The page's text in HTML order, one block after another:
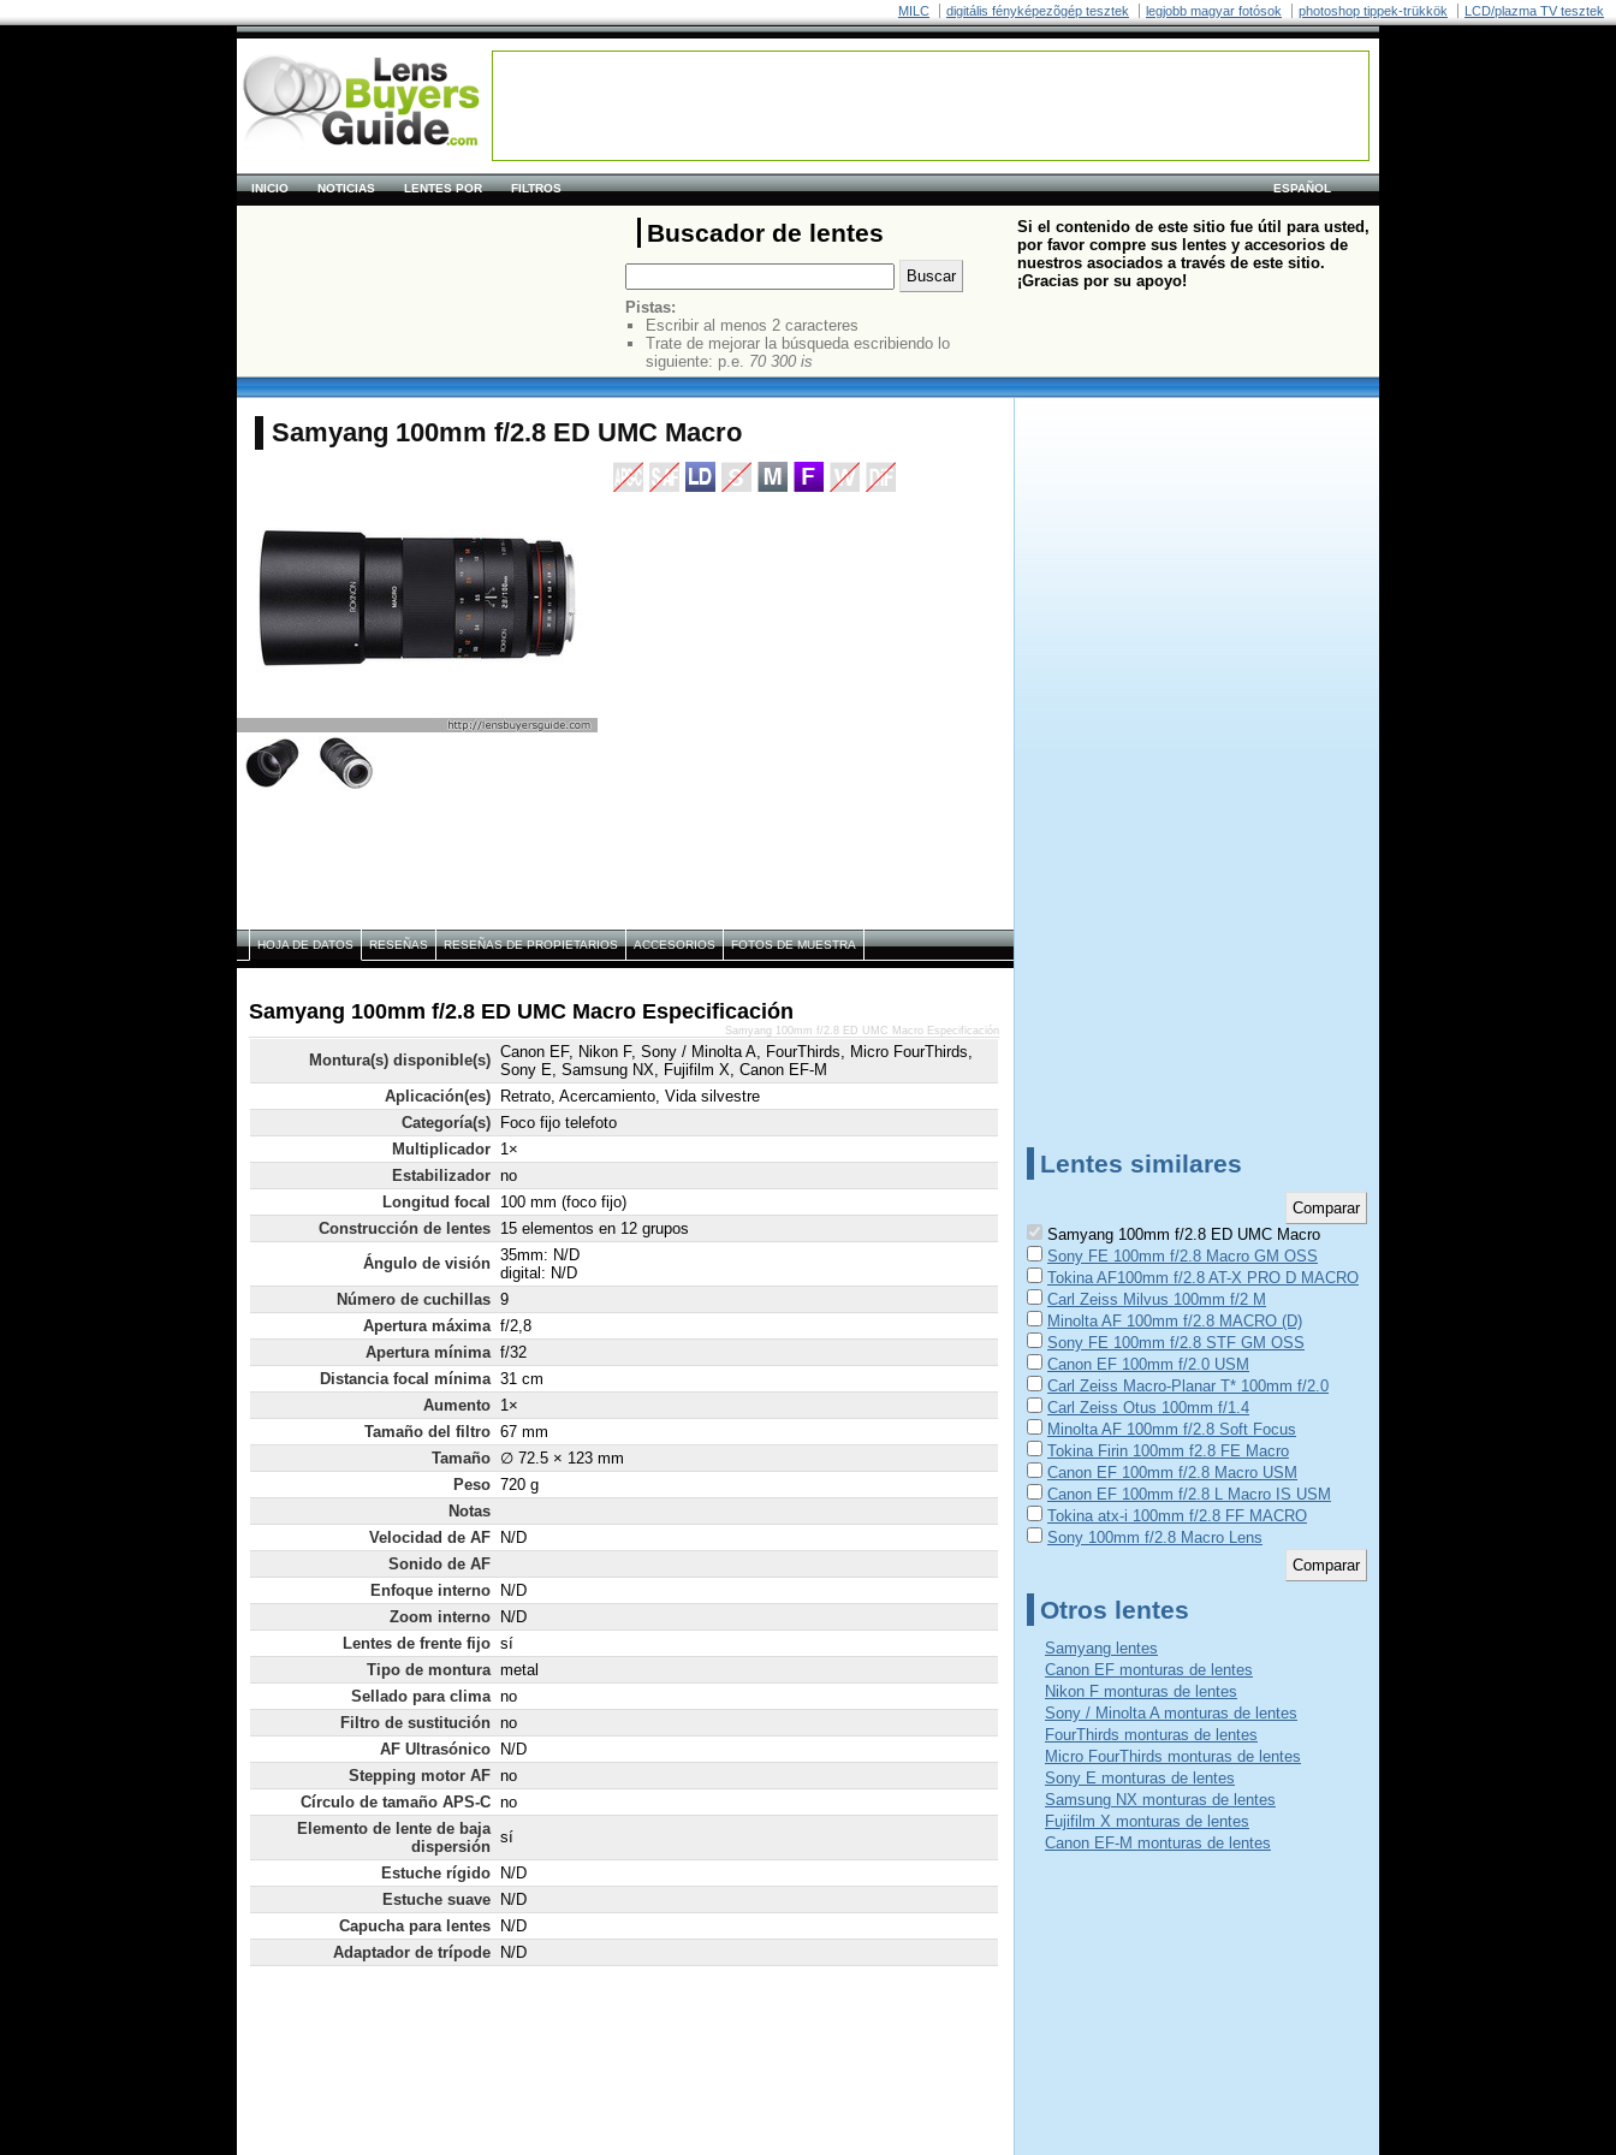
MILC digitális fényképezõgép tesztek legjobb magyar fotósok photoshop tippek-trükkök LCD/plazma TV tesztek
ESPAÑOL
INICIO NOTICIAS LENTES POR FILTROS
Buscador de lentes
Pistas:
Escribir al menos 2 caracteres
Trate de mejorar la búsqueda escribiendo lo
siguiente: p.e. 70 300 is
Si el contenido de este sitio fue útil para usted,
por favor compre sus lentes y accesorios de
nuestros asociados a través de este sitio.
¡Gracias por su apoyo!
Samyang 100mm f/2.8 ED UMC Macro
HOJA DE DATOS RESEÑAS RESEÑAS DE PROPIETARIOS ACCESORIOS FOTOS DE MUESTRA
Samyang 100mm f/2.8 ED UMC Macro Especificación
Montura(s) disponible(s) Canon EF, Nikon F, Sony / Minolta A, FourThirds, Micro FourThirds,
Sony E, Samsung NX, Fujifilm X, Canon EF-M
Aplicación(es)
Retrato, Acercamiento, Vida silvestre
Categoría(s)
Foco fijo telefoto
Multiplicador 1×
Estabilizador no
Longitud focal
100 mm (foco fijo)
Construcción de lentes 15 elementos en 12 grupos
Ángulo de visión 35mm: N/D
digital: N/D
Número de cuchillas 9
Apertura máxima f/2,8
Apertura mínima f/32
Distancia focal mínima 31 cm
Aumento 1×
Tamaño del filtro 67 mm
Tamaño ∅ 72.5 × 123 mm
Peso 720 g
Notas
Velocidad de AF
N/D
Sonido de AF
Enfoque interno
N/D
Zoom interno
N/D
Lentes de frente fijo sí
Tipo de montura metal
Sellado para clima no
Filtro de sustitución no
AF Ultrasónico
N/D
Stepping motor AF no
Círculo de tamaño APS-C no
Elemento de lente de baja
dispersión
sí
Estuche rígido
N/D
Estuche suave
N/D
Capucha para lentes
N/D
Adaptador de trípode
N/D
Samyang 100mm f/2.8 ED UMC Macro Especificación
Lentes similares
Samyang 100mm f/2.8 ED UMC Macro
Sony FE 100mm f/2.8 Macro GM OSS
Tokina AF100mm f/2.8 AT-X PRO D MACRO
Carl Zeiss Milvus 100mm f/2 M
Minolta AF 100mm f/2.8 MACRO (D)
Sony FE 100mm f/2.8 STF GM OSS
Canon EF 100mm f/2.0 USM
Carl Zeiss Macro-Planar T* 100mm f/2.0
Carl Zeiss Otus 100mm f/1.4
Minolta AF 100mm f/2.8 Soft Focus
Tokina Firin 100mm f2.8 FE Macro
Canon EF 100mm f/2.8 Macro USM
Canon EF 100mm f/2.8 L Macro IS USM
Tokina atx-i 100mm f/2.8 FF MACRO
Sony 100mm f/2.8 Macro Lens
Otros lentes
Samyang lentes
Canon EF monturas de lentes
Nikon F monturas de lentes
Sony / Minolta A monturas de lentes
FourThirds monturas de lentes
Micro FourThirds monturas de lentes
Sony E monturas de lentes
Samsung NX monturas de lentes
Fujifilm X monturas de lentes
Canon EF-M monturas de lentes